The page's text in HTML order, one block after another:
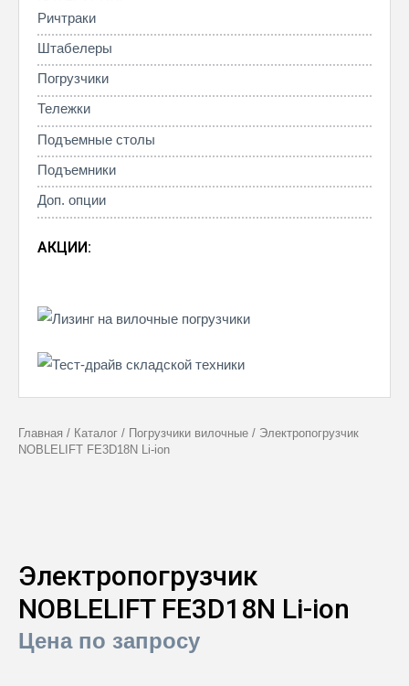
Ричтраки
Штабелеры
Погрузчики
Тележки
Подъемные столы
Подъемники
Доп. опции
АКЦИИ:
Главная / Каталог / Погрузчики вилочные / Электропогрузчик
NOBLELIFT FE3D18N Li-ion
Электропогрузчик
NOBLELIFT FE3D18N Li-ion
Цена по запросу